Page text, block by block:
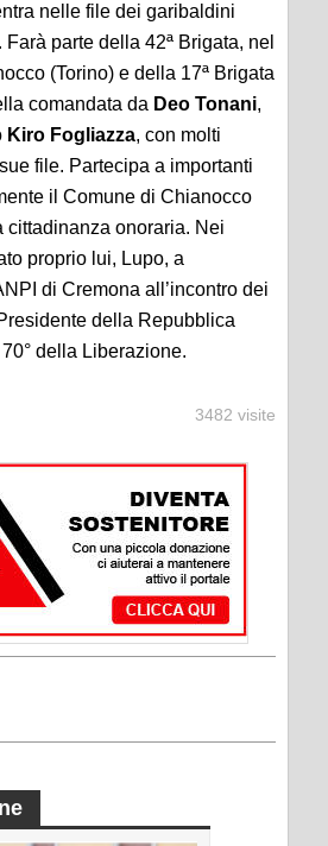
nelle file dei garibaldini
parte della 42ª Brigata, nel
(Torino) e della 17ª Brigata
comandata da Deo Tonani,
Kiro Fogliazza, con molti
file. Partecipa a importanti
il Comune di Chianocco
cittadinanza onoraria. Nei
proprio lui, Lupo, a
di Cremona all’incontro dei
della Repubblica
della Liberazione.
3482 visite